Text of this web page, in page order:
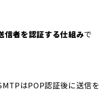
信者を認証する仕組みで
はPOP認証後に送信を